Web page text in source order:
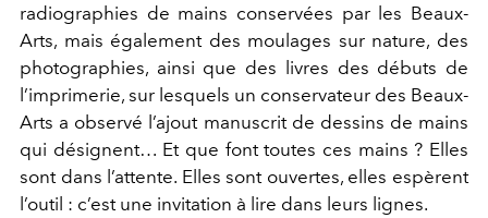
radiographies de mains conservées par les Beaux-
Arts, mais également des moulages sur nature, des
photographies, ainsi que des livres des débuts de
l’imprimerie, sur lesquels un conservateur des Beaux-
Arts a observé l’ajout manuscrit de dessins de mains
qui désignent… Et que font toutes ces mains ? Elles
sont dans l’attente. Elles sont ouvertes, elles espèrent
l’outil : c’est une invitation à lire dans leurs lignes.